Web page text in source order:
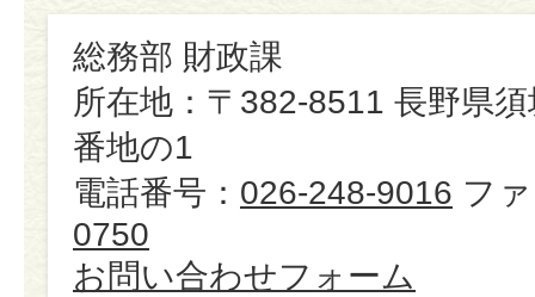
総務部 財政課
所在地：〒382-8511 長野県
番地の1
電話番号： 026-248-9016 フ
0750
お問い合わせフォーム